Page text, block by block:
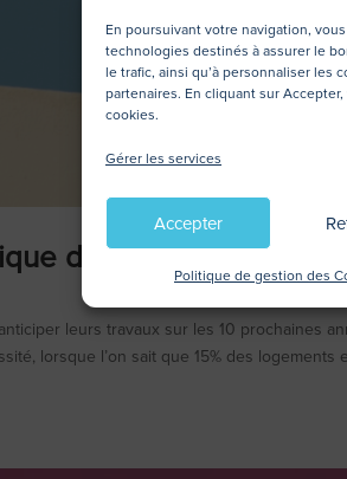
En poursuivant votre navigation,
technologies destinés à assurer le
le trafic, ainsi qu’à personnaliser les
partenaires. En cliquant sur
cookies.
Gérer les services
Accepter
Politique de gestion des
des copropriétés :
leurs travaux sur les 10 prochaines
lorsque l’on sait que 15% des